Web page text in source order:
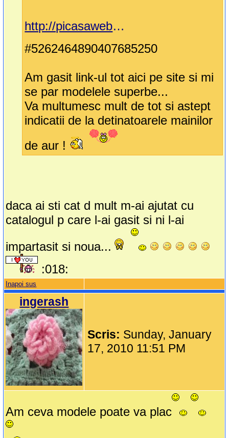
http://picasaweb.google.com/judyzou03/2008
#5262464890407685250
Am gasit link-ul tot aici pe site si mi
se par modelele superbe...
Va multumesc mult de tot si astept
indicatii de la detinatoarele mainilor
de aur !
daca ai sti cat d mult m-ai ajutat cu
catalogul p care l-ai gasit si ni l-ai
impartasit si noua...
:018:
Inapoi sus
ingerash
Scris: Sunday, January
17, 2010 11:51 PM
Am ceva modele poate va plac